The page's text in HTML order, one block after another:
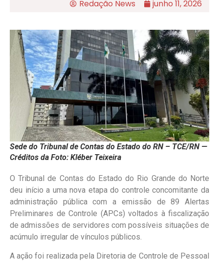
Redação News junho 11, 2026
Sede do Tribunal de Contas do Estado do RN – TCE/RN —
Créditos da Foto: Kléber Teixeira
O Tribunal de Contas do Estado do Rio Grande do Norte
deu início a uma nova etapa do controle concomitante da
administração pública com a emissão de 89 Alertas
Preliminares de Controle (APCs) voltados à fiscalização
de admissões de servidores com possíveis situações de
acúmulo irregular de vínculos públicos.
A ação foi realizada pela Diretoria de Controle de Pessoal